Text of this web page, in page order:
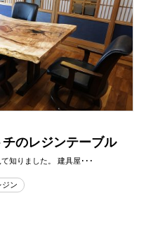
のレジンテーブル
知りました。 建具屋･･･
ジン